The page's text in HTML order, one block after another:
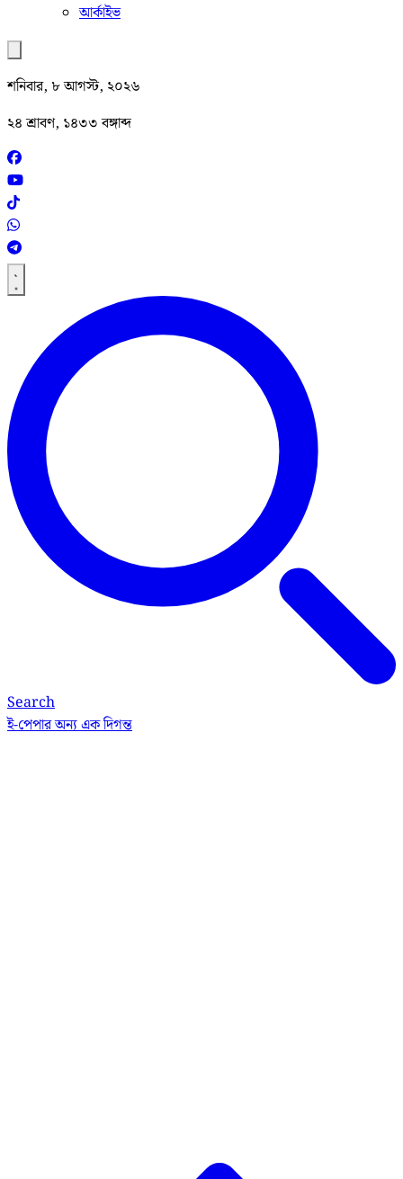
আর্কাইভ
শনিবার, ৮ আগস্ট, ২০২৬
২৪ শ্রাবণ, ১৪৩৩ বঙ্গাব্দ
Search
ই-পেপারঅন্য এক দিগন্ত